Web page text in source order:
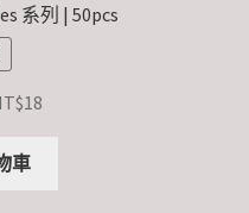
系列 | 50pcs
18
車